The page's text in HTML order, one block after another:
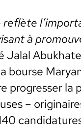
reflète
à
Jalal
bourse
pro­gress­er la
–